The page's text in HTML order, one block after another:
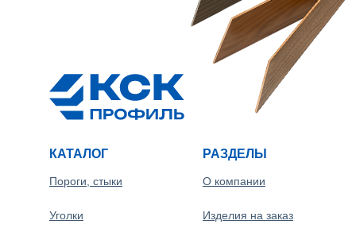
РАЗДЕЛЫ
КАТАЛОГ
О компании
Изделия на заказ
Уголки
Пороги, стыки